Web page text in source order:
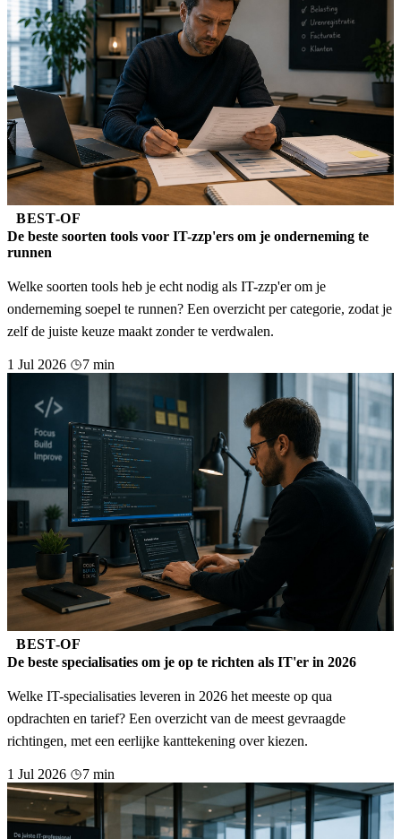
BEST-OF
De beste soorten tools voor IT-zzp'ers om je onderneming te
runnen
Welke soorten tools heb je echt nodig als IT-zzp'er om je
onderneming soepel te runnen? Een overzicht per categorie, zodat je
zelf de juiste keuze maakt zonder te verdwalen.
1 Jul 2026 7 min
BEST-OF
De beste specialisaties om je op te richten als IT'er in 2026
Welke IT-specialisaties leveren in 2026 het meeste op qua
opdrachten en tarief? Een overzicht van de meest gevraagde
richtingen, met een eerlijke kanttekening over kiezen.
1 Jul 2026 7 min